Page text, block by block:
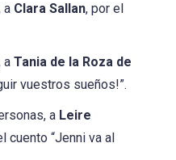
a Clara Sallan, por el
a Tania de la Roza de
vuestros sueños!”.
a Leire
cuento “Jenni va al